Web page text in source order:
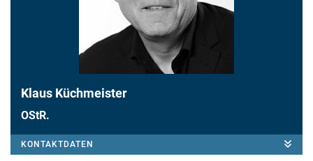
Klaus Küchmeister
OStR.
KONTAKTDATEN